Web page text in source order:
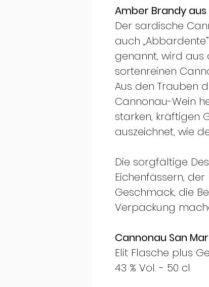
Amber Brandy
Der sardische
auch
genannt, wird aus
sortenreinen
Aus den Trauben
Cannonau-Wein
starken, kräftigen
auszeichnet, wie
Die sorgfältige
Eichenfässern,
Geschmack, die
Verpackung
Cannonau San
Elit Flasche plus
43 % Vol. - 50 cl